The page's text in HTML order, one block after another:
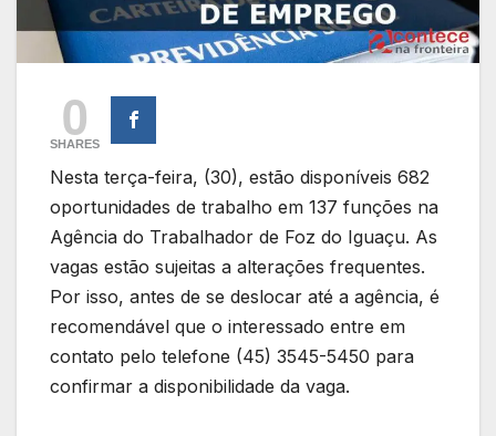
0
SHARES
Nesta terça-feira, (30), estão disponíveis 682
oportunidades de trabalho em 137 funções na
Agência do Trabalhador de Foz do Iguaçu. As
vagas estão sujeitas a alterações frequentes.
Por isso, antes de se deslocar até a agência, é
recomendável que o interessado entre em
contato pelo telefone (45) 3545-5450 para
confirmar a disponibilidade da vaga.